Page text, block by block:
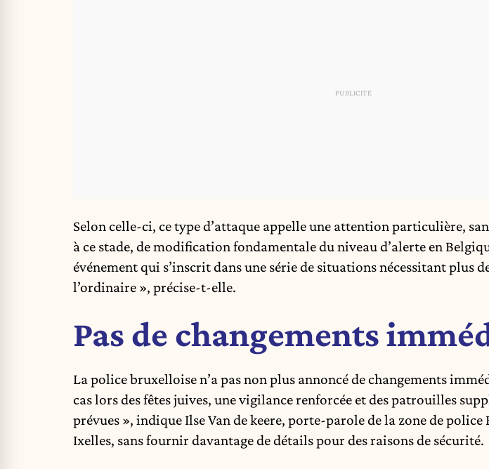
Selon celle-ci, ce type d’attaque appelle une attention particulière,
à ce stade, de modification fondamentale du niveau d’alerte en
événement qui s’inscrit dans une série de situations nécessitant plus
l’ordinaire », précise-t-elle.
Pas de changements
La police bruxelloise n’a pas non plus annoncé de changements
cas lors des fêtes juives, une vigilance renforcée et des patrouilles
prévues », indique Ilse Van de keere, porte-parole de la zone de
Ixelles, sans fournir davantage de détails pour des raisons de sécurité.